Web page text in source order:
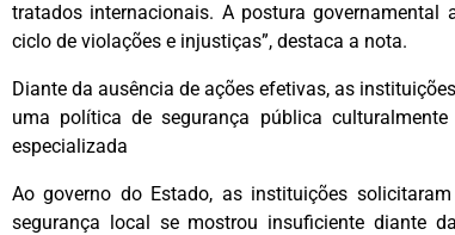
tratados internacionais. A postura
ciclo de violações e injustiças”, destaca a nota.
Diante da ausência de ações efetivas, as
uma política de segurança pública
especializada
Ao governo do Estado, as instituições
segurança local se mostrou insuficiente diante